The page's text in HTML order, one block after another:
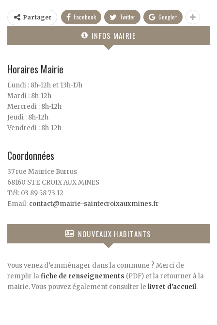
Partager Facebook Twitter Google+
INFOS MAIRIE
Horaires Mairie
Lundi : 8h-12h et 13h-17h
Mardi : 8h-12h
Mercredi : 8h-12h
Jeudi : 8h-12h
Vendredi : 8h-12h
Coordonnées
37 rue Maurice Burrus
68160 STE CROIX AUX MINES
Tél: 03 89 58 73 12
Email: contact@mairie-saintecroixauxmines.fr
NOUVEAUX HABITANTS
Vous venez d’emménager dans la commune ? Merci de
remplir la fiche de renseignements (PDF) et la retourner à la
mairie. Vous pouvez également consulter le livret d’accueil.